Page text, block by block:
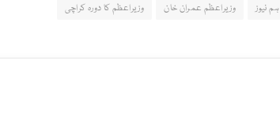
ہم نیوز وزیراعظم عمران خان وزیراعظم کا دورہ کراچی